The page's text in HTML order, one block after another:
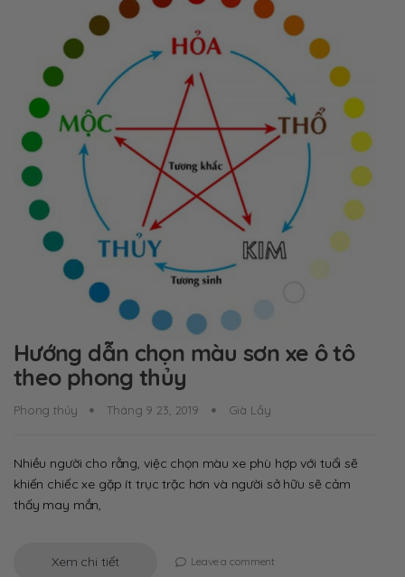
Hướng dẫn chọn màu sơn xe ô tô
theo phong thủy
Phong thủy Tháng 9 23, 2019 Già Lầy
Nhiều người cho rằng, việc chọn màu xe phù hợp với tuổi sẽ
khiến chiếc xe gặp ít trục trặc hơn và người sở hữu sẽ cảm
thấy may mắn,
Xem chi tiết Leave a comment